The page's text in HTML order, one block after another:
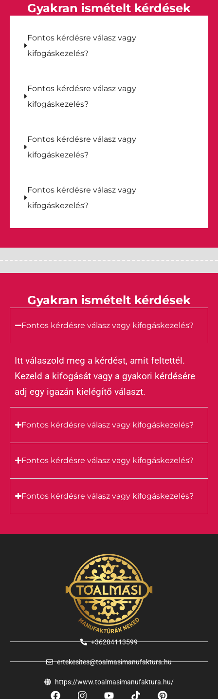
Gyakran ismételt kérdések
Fontos kérdésre válasz vagy
kifogáskezelés?
Fontos kérdésre válasz vagy
kifogáskezelés?
Fontos kérdésre válasz vagy
kifogáskezelés?
Fontos kérdésre válasz vagy
kifogáskezelés?
Gyakran ismételt kérdések
Fontos kérdésre válasz vagy kifogáskezelés?
Itt válaszold meg a kérdést, amit feltettél.
Kezeld a kifogását vagy a gyakori kérdésére
adj egy igazán kielégítő választ.
Fontos kérdésre válasz vagy kifogáskezelés?
Fontos kérdésre válasz vagy kifogáskezelés?
Fontos kérdésre válasz vagy kifogáskezelés?
+36204113599
ertekesites@toalmasimanufaktura.hu
https://www.toalmasimanufaktura.hu/